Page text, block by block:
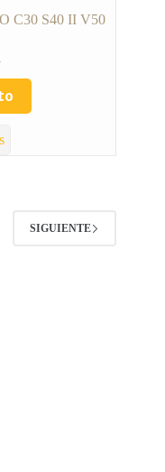
C30 S40 II V50
SIGUIENTE